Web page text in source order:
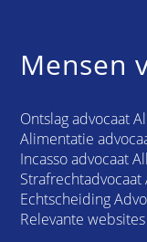
Mensen
Ontslag advocaat
Alimentatie
Incasso advocaat
Strafrechtadvocaat
Echtscheiding
Relevante websites